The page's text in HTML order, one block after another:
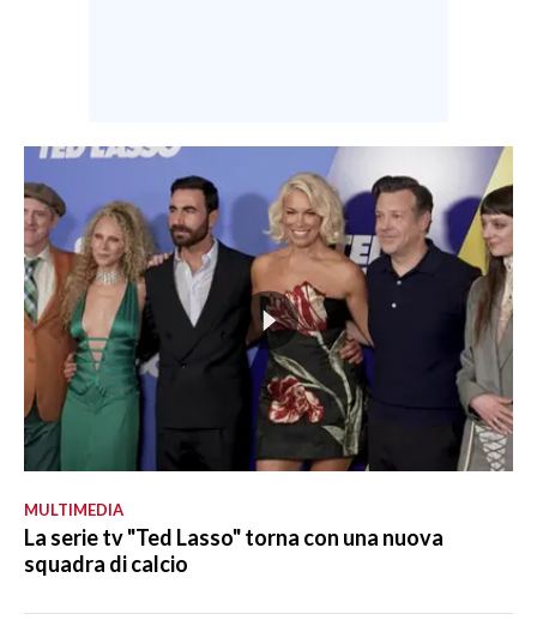
MULTIMEDIA
La serie tv "Ted Lasso" torna con una nuova
squadra di calcio